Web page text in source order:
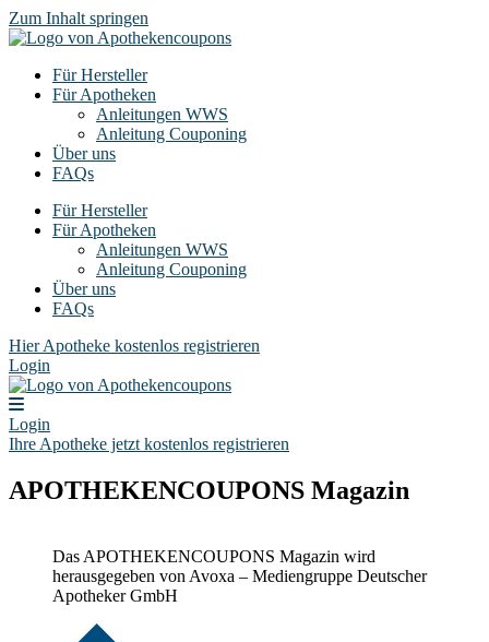
Zum Inhalt springen
Für Hersteller
Für Apotheken
Anleitungen WWS
Anleitung Couponing
Über uns
FAQs
Für Hersteller
Für Apotheken
Anleitungen WWS
Anleitung Couponing
Über uns
FAQs
Hier Apotheke kostenlos registrieren
Login
Login
Ihre Apotheke jetzt kostenlos registrieren
APOTHEKENCOUPONS Magazin
Das APOTHEKENCOUPONS Magazin wird
herausgegeben von Avoxa – Mediengruppe Deutscher
Apotheker GmbH